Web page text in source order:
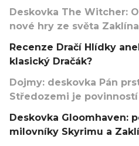
Deskovka The Witcher:
nové hry ze světa
Recenze Dračí Hlídky
klasický Dračák?
Dojmy: deskovka Pán
Středozemi je
Deskovka Gloomhaven:
milovníky Skyrimu a